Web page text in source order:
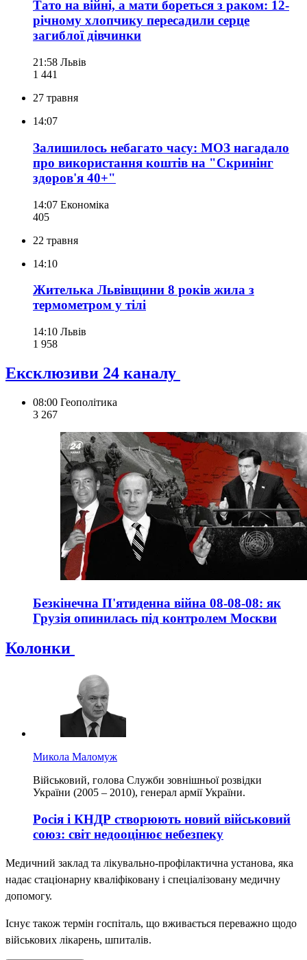
Тато на війні, а мати бореться з раком: 12-
річному хлопчику пересадили серце
загиблої дівчинки
21:58 Львів
1 441
27 травня
14:07
Залишилось небагато часу: МОЗ нагадало
про використання коштів на "Скринінг
здоров'я 40+"
14:07 Економіка
405
22 травня
14:10
Жителька Львівщини 8 років жила з
термометром у тілі
14:10 Львів
1 958
Ексклюзиви 24 каналу
08:00 Геополітика
3 267
Безкінечна П'ятиденна війна 08-08-08: як
Грузія опинилась під контролем Москви
Колонки
Микола Маломуж
Військовий, голова Служби зовнішньої розвідки
України (2005 – 2010), генерал армії України.
Росія і КНДР створюють новий військовий
союз: світ недооцінює небезпеку
Медичний заклад та лікувально-профілактична установа, яка
надає стаціонарну кваліфіковану і спеціалізовану медичну
допомогу.
Існує також термін госпіталь, що вживається переважно щодо
військових лікарень, шпиталів.